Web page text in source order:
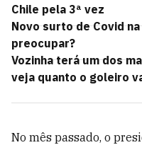
Chile pela 3ª vez
Novo surto de Covid
preocupar?
Vozinha terá um dos
veja quanto o goleiro
No mês passado, o